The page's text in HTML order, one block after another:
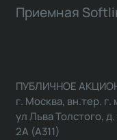
Приемная
ПУБЛИЧНОЕ
г. Москва, вн.тер.
ул Льва Толстого,
2А (А311)